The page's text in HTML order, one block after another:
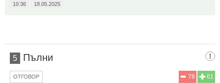
10:36 18.05.2025
5 Пълни
61
78
ОТГОВОР